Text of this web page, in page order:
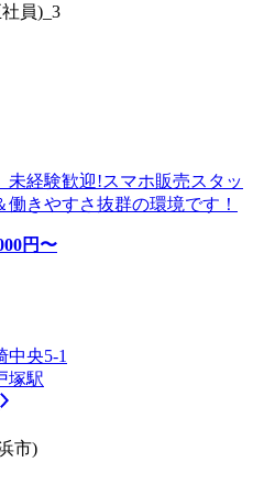
員)_3
未経験歓迎!スマホ販売スタッ
きやすさ抜群の環境です！
円〜
中央5-1
塚駅
市)